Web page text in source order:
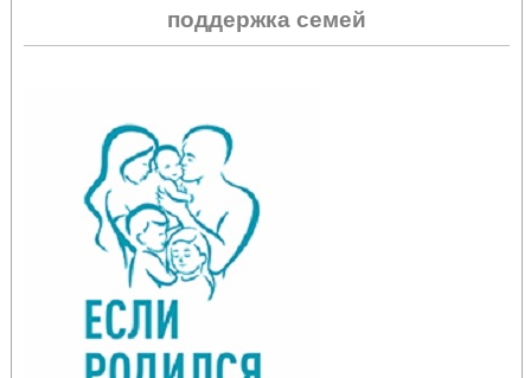
поддержка семей